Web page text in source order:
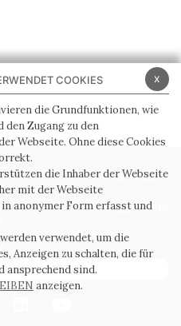
COOKIE POLICY
WHISTLEBLOWING
NEWSLETTER
x
COOKIES
die Grundfunktionen, wie
den Zugang zu den
Webseite. Ohne diese Cookies
die Inhaber der Webseite
mit der Webseite
anonymer Form erfasst und
werden verwendet, um die
Anzeigen zu schalten, die für
ansprechend sind.
anzeigen.